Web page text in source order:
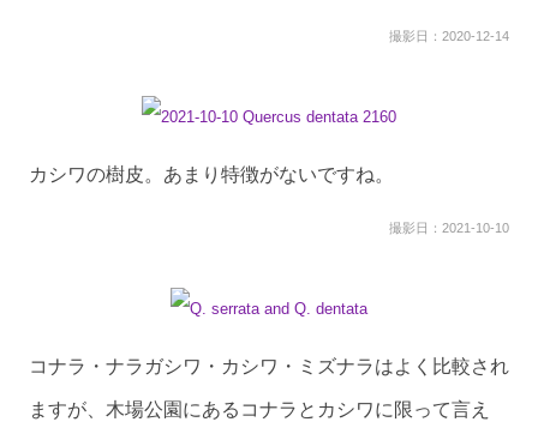
撮影日：2020-12-14
カシワの樹皮。あまり特徴がないですね。
撮影日：2021-10-10
コナラ・ナラガシワ・カシワ・ミズナラはよく比較され
ますが、木場公園にあるコナラとカシワに限って言え